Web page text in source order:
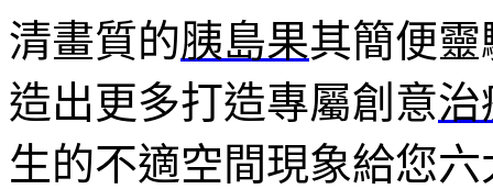
清畫質的胰島果其簡便
造出更多打造專屬創意治
生的不適空間現象給您六